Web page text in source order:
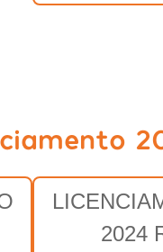
2024